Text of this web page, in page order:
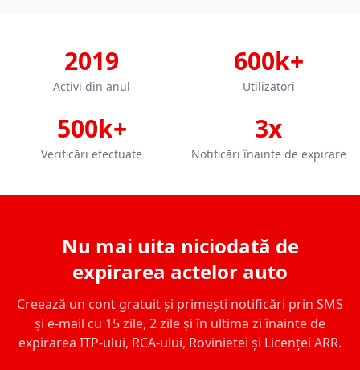
2019
Activi din anul
600k+
Utilizatori
500k+
Verificări efectuate
3x
Notificări înainte de expirare
Nu mai uita niciodată de
expirarea actelor auto
Creează un cont gratuit și primești notificări prin SMS
și e-mail cu 15 zile, 2 zile și în ultima zi înainte de
expirarea ITP-ului, RCA-ului, Rovinietei și Licenței ARR.